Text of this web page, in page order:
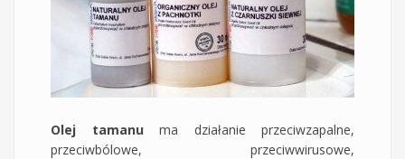
Olej tamanuma działanie przeciwzapalne,
przeciwbólowe, przeciwwirusowe,